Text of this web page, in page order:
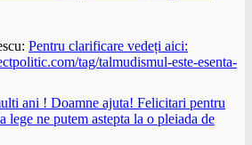
Pentru clarificare vedeți aici:
tag/talmudismul-este-esenta-
ani ! Doamne ajuta! Felicitari pentru
lege ne putem astepta la o pleiada de